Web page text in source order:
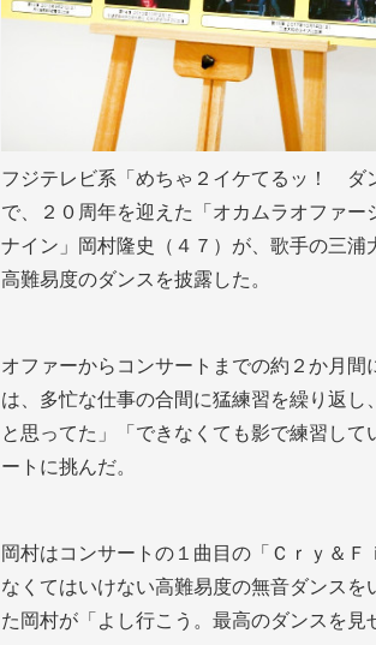
フジテレビ系「めちゃ２イケてるッ！ ダ
で、２０周年を迎えた「オカムラオファ
ナイン」岡村隆史（４７）が、歌手の三
高難易度のダンスを披露した。
オファーからコンサートまでの約２か月間
は、多忙な仕事の合間に猛練習を繰り返
と思ってた」「できなくても影で練習し
ートに挑んだ。
岡村はコンサートの１曲目の「Ｃｒｙ＆
なくてはいけない高難易度の無音ダンス
た岡村が「よし行こう。最高のダンスを